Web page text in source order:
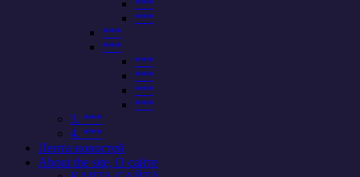
***
***
***
***
***
***
***
***
3. ***
4. ***
Лента новостей
About the site, О сайте